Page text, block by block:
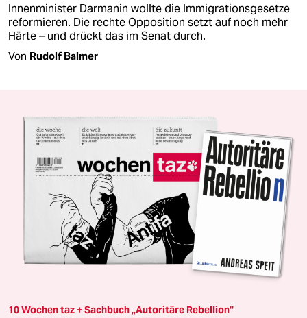
Innenminister Darmanin wollte die Immigrationsgesetze
reformieren. Die rechte Opposition setzt auf noch mehr
Härte – und drückt das im Senat durch.
Von Rudolf Balmer
10 Wochen taz + Sachbuch „Autoritäre Rebellion“